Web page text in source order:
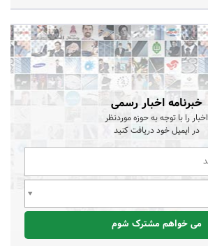
خبرنامه اخبار رسمی
اخبار را با توجه به حوزه موردنظر
در ایمیل خود دریافت کنید
می خواهم مشترک شوم